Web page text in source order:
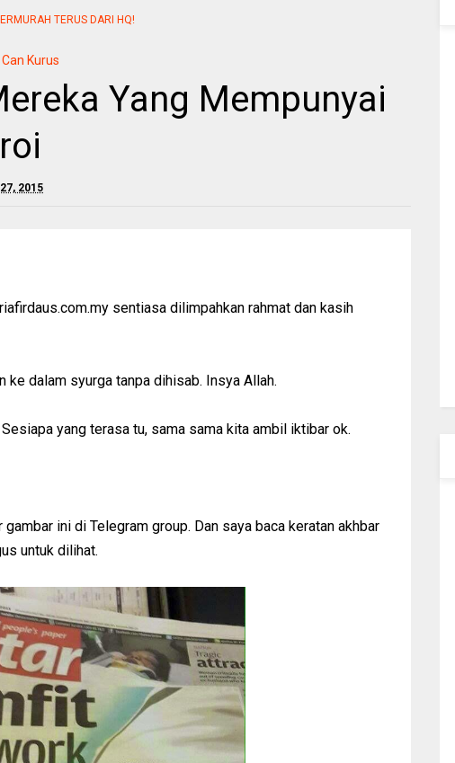
TERUS DARI HQ!
Kurus
Yang Mempunyai
2015
sentiasa dilimpahkan rahmat dan kasih
ke dalam syurga tanpa dihisab. Insya Allah.
yang terasa tu, sama sama kita ambil iktibar ok.
ini di Telegram group. Dan saya baca keratan akhbar
untuk dilihat.